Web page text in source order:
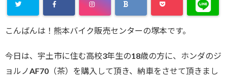
こんばんは！熊本バイク販売センターの塚本です。
今日は、宇土市に住む高校3年生の18歳の方に、ホンダのジ
ョルノAF70（茶）を購入して頂き、納車をさせて頂きまし